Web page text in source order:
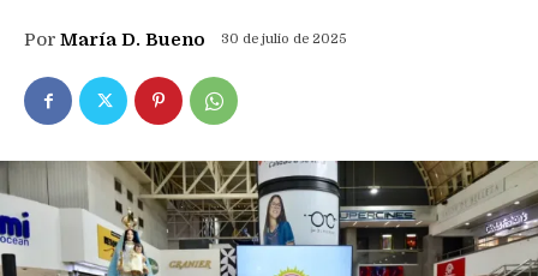
Por María D. Bueno 30 de julio de 2025